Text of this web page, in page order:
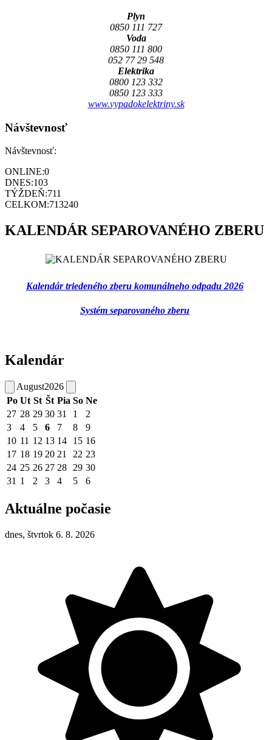
Plyn
0850 111 727
Voda
0850 111 800
052 77 29 548
Elektrika
0800 123 332
0850 123 333
www.vypadokelektriny.sk
Návštevnosť
Návštevnosť:
ONLINE:0
DNES:103
TÝŽDEŇ:711
CELKOM:713240
KALENDÁR SEPAROVANÉHO ZBERU
Kalendár triedeného zberu komunálneho odpadu 2026
Systém separovaného zberu
Kalendár
August2026
Po Ut St Št Pia So Ne
27 28 29 30 31 1
2
3
4 5 6 7 8
9
10 11 12 13 14 15 16
17 18 19 20 21 22 23
24 25 26 27 28 29 30
31 1 2 3 4 5 6
Aktuálne počasie
dnes, štvrtok 6. 8. 2026